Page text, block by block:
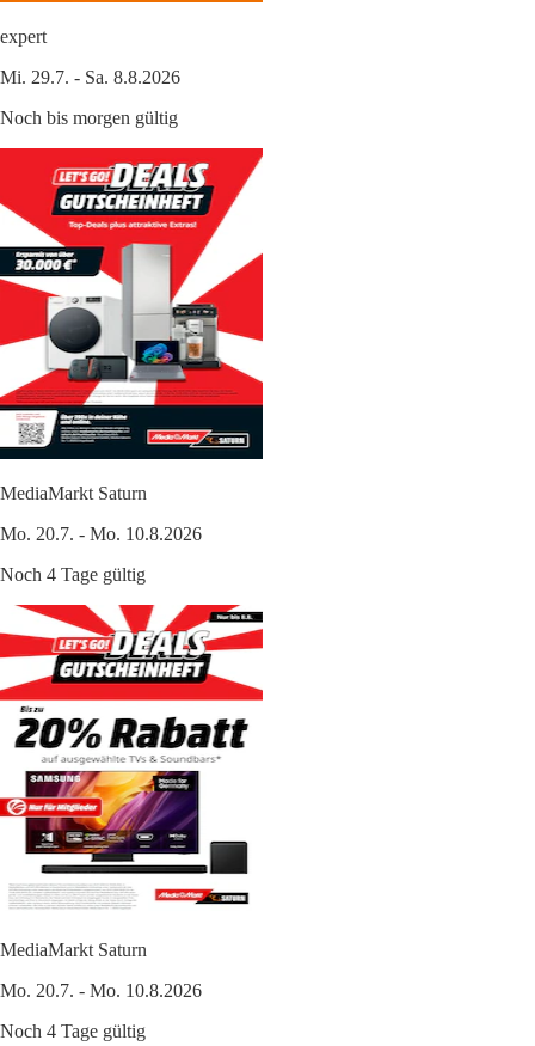
expert
Mi. 29.7. - Sa. 8.8.2026
Noch bis morgen gültig
MediaMarkt Saturn
Mo. 20.7. - Mo. 10.8.2026
Noch 4 Tage gültig
MediaMarkt Saturn
Mo. 20.7. - Mo. 10.8.2026
Noch 4 Tage gültig